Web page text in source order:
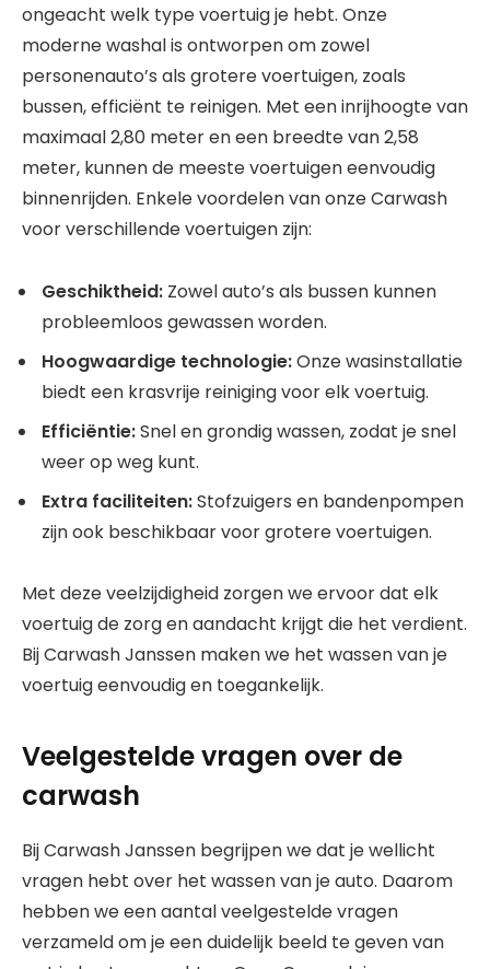
ongeacht welk type voertuig je hebt. Onze
moderne washal is ontworpen om zowel
personenauto’s als grotere voertuigen, zoals
bussen, efficiënt te reinigen. Met een inrijhoogte van
maximaal 2,80 meter en een breedte van 2,58
meter, kunnen de meeste voertuigen eenvoudig
binnenrijden. Enkele voordelen van onze Carwash
voor verschillende voertuigen zijn:
Geschiktheid: Zowel auto’s als bussen kunnen
probleemloos gewassen worden.
Hoogwaardige technologie:Onze wasinstallatie
biedt een krasvrije reiniging voor elk voertuig.
Efficiëntie:Snel en grondig wassen, zodat je snel
weer op weg kunt.
Extra faciliteiten:Stofzuigers en bandenpompen
zijn ook beschikbaar voor grotere voertuigen.
Met deze veelzijdigheid zorgen we ervoor dat elk
voertuig de zorg en aandacht krijgt die het verdient.
Bij Carwash Janssen maken we het wassen van je
voertuig eenvoudig en toegankelijk.
Veelgestelde vragen over de
carwash
Bij Carwash Janssen begrijpen we dat je wellicht
vragen hebt over het wassen van je auto. Daarom
hebben we een aantal veelgestelde vragen
verzameld om je een duidelijk beeld te geven van